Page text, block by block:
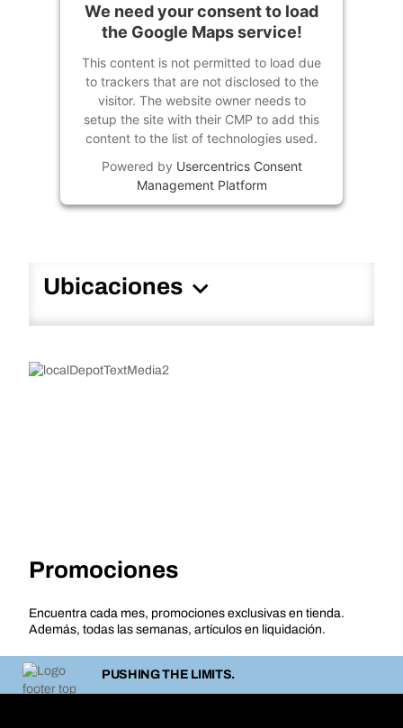
We need your consent to load
the Google Maps service!
This content is not permitted to load due
to trackers that are not disclosed to the
visitor. The website owner needs to
setup the site with their CMP to add this
content to the list of technologies used.
Powered by Usercentrics Consent
Management Platform
Ubicaciones
Promociones
Encuentra cada mes, promociones exclusivas en tienda.
Además, todas las semanas, artículos en liquidación.
PUSHING THE LIMITS.